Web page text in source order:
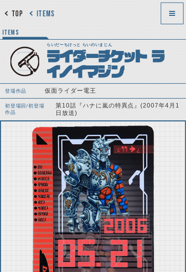
ITEMS
TOP
ITEMS
らいだーちけっと らいのいまじん
ライダーチケット ラ
イノイマジン
登場作品 仮面ライダー電王
初登場回/初登場
作品
第10話『ハナに嵐の特異点』(2007年4月1
日放送)